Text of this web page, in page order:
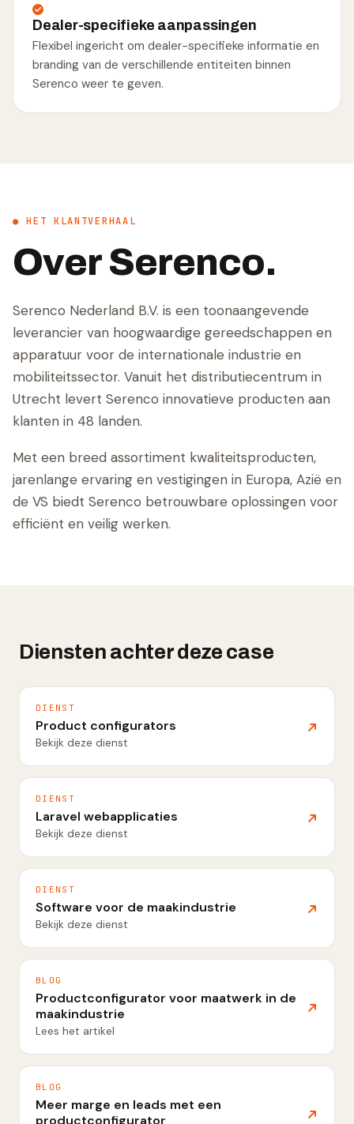
Dealer-specifieke aanpassingen
Flexibel ingericht om dealer-specifieke informatie en
branding van de verschillende entiteiten binnen
Serenco weer te geven.
● HET KLANTVERHAAL
Over Serenco.
Serenco Nederland B.V. is een toonaangevende
leverancier van hoogwaardige gereedschappen en
apparatuur voor de internationale industrie en
mobiliteitssector. Vanuit het distributiecentrum in
Utrecht levert Serenco innovatieve producten aan
klanten in 48 landen.
Met een breed assortiment kwaliteitsproducten,
jarenlange ervaring en vestigingen in Europa, Azië en
de VS biedt Serenco betrouwbare oplossingen voor
efficiënt en veilig werken.
Diensten achter deze case
DIENST
Product configurators
Bekijk deze dienst
DIENST
Laravel webapplicaties
Bekijk deze dienst
DIENST
Software voor de maakindustrie
Bekijk deze dienst
BLOG
Productconfigurator voor maatwerk in de
maakindustrie
Lees het artikel
BLOG
Meer marge en leads met een
productconfigurator